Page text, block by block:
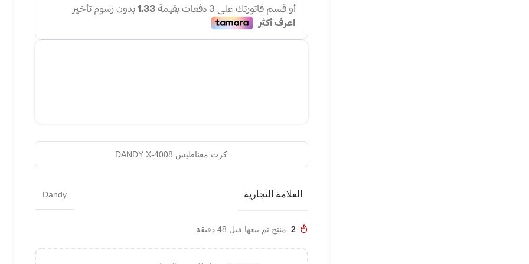
كرت مغناطيس DANDY X-4008
العلامة التجارية Dandy
2 منتج تم بيعها قبل 48 دقيقة